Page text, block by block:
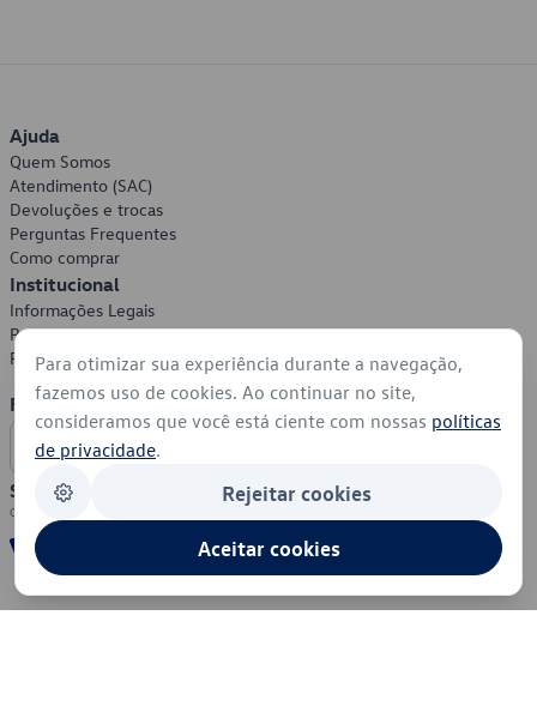
Ajuda
Quem Somos
Atendimento (SAC)
Devoluções e trocas
Perguntas Frequentes
Como comprar
Institucional
Informações Legais
Política de Privacidade
Política de Cookies
Formas de Pagamento
Segurança
Para otimizar sua experiência durante a navegação,
fazemos uso de cookies. Ao continuar no site,
consideramos que você está ciente com nossas políticas
de privacidade.
Rejeitar cookies
Aceitar cookies